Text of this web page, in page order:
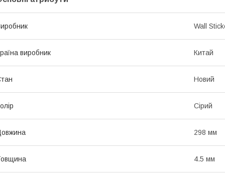
Wall
виробник Китай
Новий
Сірий
298 мм
4.5 мм